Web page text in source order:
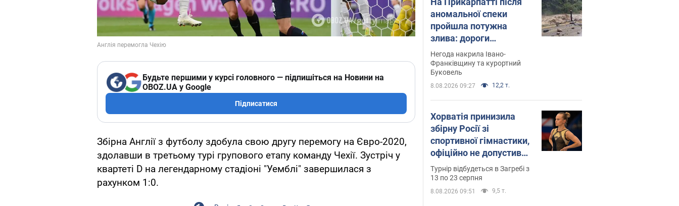
Будьте першими у курсі головного — підпишіться на Новини на
OBOZ.UA у Google
Підписатися
Збірна Англії з футболу здобула свою другу перемогу на Євро-2020,
здолавши в третьому турі групового етапу команду Чехії. Зустріч у
квартеті D на легендарному стадіоні "Уемблі" завершилася з
рахунком 1:0.
аномальної спеки
пройшла потужна
злива: дороги
перетворились на
річки. Відео
Негода накрила Івано-
Франківщину та курортний
Буковель
8.08.2026 09:27 12,2 т.
Хорватія принизила
збірну Росії зі
спортивної гімнастики,
офіційно не допустивши
до чемпіонату Європи
основних спортсменів
Турнір відбудеться в Загребі з
13 по 23 серпня
8.08.2026 09:51 9,5 т.